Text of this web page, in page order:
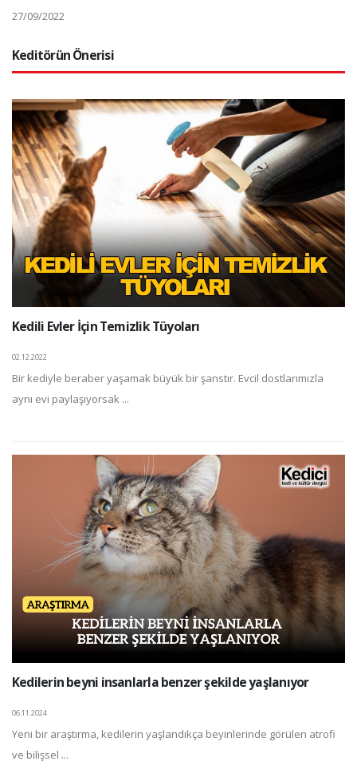
27/09/2022
Keditörün Önerisi
Kedili Evler İçin Temizlik Tüyoları
02.12.2022
Bir kediyle beraber yaşamak büyük bir şanstır. Evcil dostlarımızla
aynı evi paylaşıyorsak ...
Kedilerin beyni insanlarla benzer şekilde yaşlanıyor
06.11.2024
Yeni bir araştırma, kedilerin yaşlandıkça beyinlerinde görülen atrofi
ve bilişsel ...